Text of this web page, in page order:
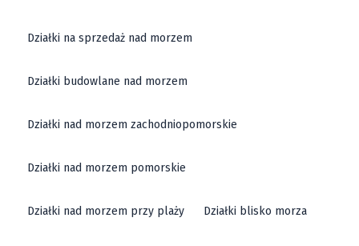
Działki na sprzedaż nad morzem
Działki budowlane nad morzem
Działki nad morzem zachodniopomorskie
Działki nad morzem pomorskie
Działki nad morzem przy plaży Działki blisko morza